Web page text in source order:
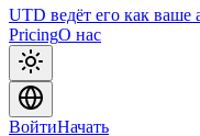
UTD ведёт его как ваше
PricingО нас
ВойтиНачать